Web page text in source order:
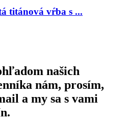
titánová vŕba s ...
našich
nám, prosím,
a my sa s vami